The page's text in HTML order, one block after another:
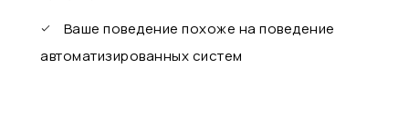
Ваше поведение похоже на поведение
автоматизированных систем